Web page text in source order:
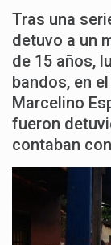
Tras una
detuvo a un
de 15 años,
bandos, en
Marcelino
fueron
contaban